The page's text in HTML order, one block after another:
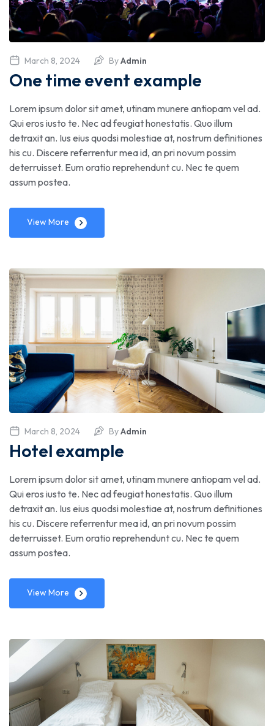
March 8, 2024 ByAdmin
One time event example
Lorem ipsum dolor sit amet, utinam munere antiopam vel ad.
Qui eros iusto te. Nec ad feugiat honestatis. Quo illum
detraxit an. Ius eius quodsi molestiae at, nostrum definitiones
his cu. Discere referrentur mea id, an pri novum possim
deterruisset. Eum oratio reprehendunt cu. Nec te quem
assum postea.
View More
March 8, 2024 ByAdmin
Hotel example
Lorem ipsum dolor sit amet, utinam munere antiopam vel ad.
Qui eros iusto te. Nec ad feugiat honestatis. Quo illum
detraxit an. Ius eius quodsi molestiae at, nostrum definitiones
his cu. Discere referrentur mea id, an pri novum possim
deterruisset. Eum oratio reprehendunt cu. Nec te quem
assum postea.
View More